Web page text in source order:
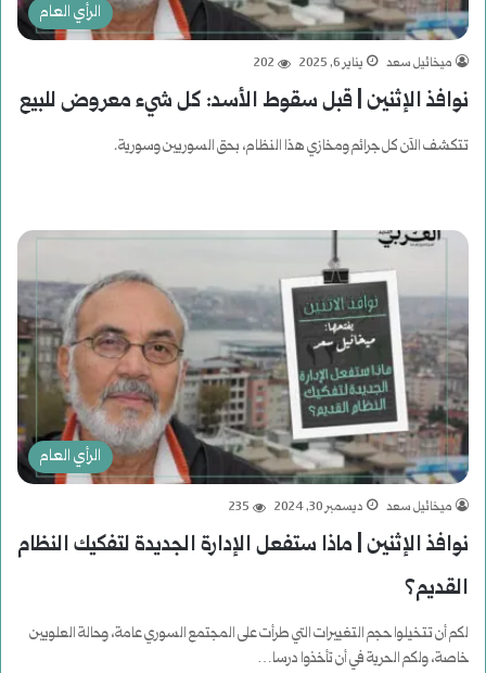
الرأي العام
ميخائيل سعد يناير 6, 2025 202
نوافذ الإثنين | قبل سقوط الأسد: كل شيء معروض للبيع
تتكشف الآن كل جرائم ومخازي هذا النظام، بحق السوريين وسورية.
الرأي العام
ميخائيل سعد ديسمبر 30, 2024 235
نوافذ الإثنين | ماذا ستفعل الإدارة الجديدة لتفكيك النظام
القديم؟
لكم أن تتخيلوا حجم التغييرات التي طرأت على المجتمع السوري عامة، وحالة العلويين
خاصة، ولكم الحرية في أن تأخذوا درسا…